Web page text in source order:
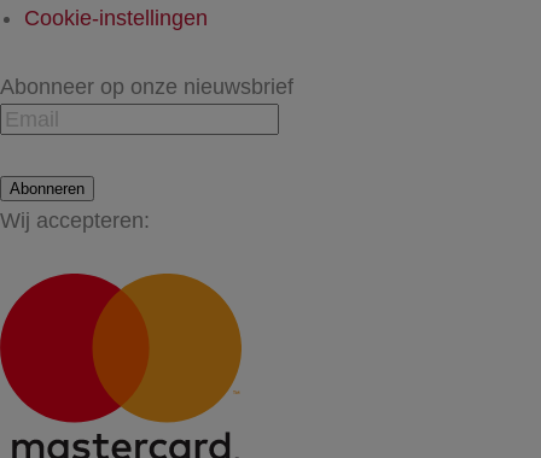
Cookie-instellingen
Abonneer op onze nieuwsbrief
Abonneren
Wij accepteren: